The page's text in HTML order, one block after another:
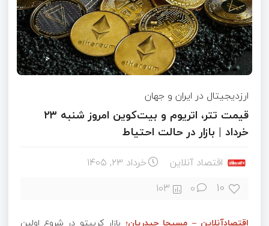
ارزدیجیتال در ایران و جهان
قیمت تتر، اتریوم و بیت‌کوین امروز شنبه ۲۳
خرداد | بازار در حالت احتیاط
اقتصاد آنلاین خرداد ۲۳, ۱۴۰۵
10
0
103
اقتصادآنلاین – مسیحا حیدریان؛ بازار کریپتو در شروع اولین